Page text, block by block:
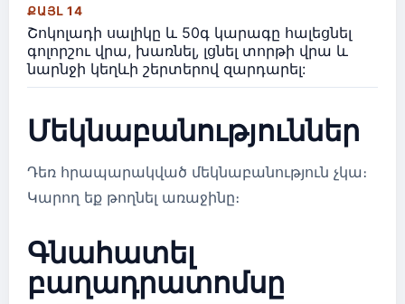
ՔԱՅԼ 14
Շոկոլադի սալիկը և 50գ կարագը հալեցնել
գոլորշու վրա, խառնել, լցնել տորթի վրա և
նարնջի կեղևի շերտերով զարդարել:
Մեկնաբանություններ
Դեռ հրապարակված մեկնաբանություն չկա։
Կարող եք թողնել առաջինը։
Գնահատել
բաղադրատոմսը